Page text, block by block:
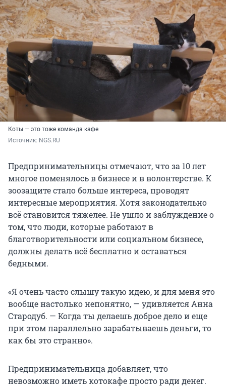
Коты — это тоже команда кафе
Источник: NGS.RU
Предпринимательницы отмечают, что за 10 лет
многое поменялось в бизнесе и в волонтерстве. К
зоозащите стало больше интереса, проводят
интересные мероприятия. Хотя законодательно
всё становится тяжелее. Не ушло и заблуждение о
том, что люди, которые работают в
благотворительности или социальном бизнесе,
должны делать всё бесплатно и оставаться
бедными.
«Я очень часто слышу такую идею, и для меня это
вообще настолько непонятно, — удивляется Анна
Стародуб. — Когда ты делаешь доброе дело и еще
при этом параллельно зарабатываешь деньги, то
как бы это странно».
Предпринимательница добавляет, что
невозможно иметь котокафе просто ради денег.